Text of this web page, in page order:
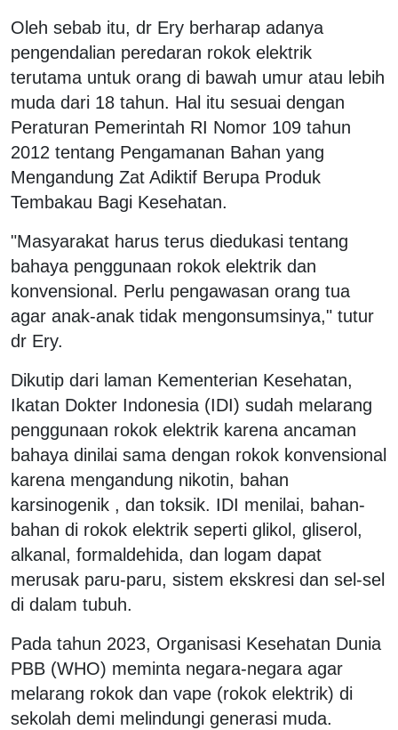
Oleh sebab itu, dr Ery berharap adanya
pengendalian peredaran rokok elektrik
terutama untuk orang di bawah umur atau lebih
muda dari 18 tahun. Hal itu sesuai dengan
Peraturan Pemerintah RI Nomor 109 tahun
2012 tentang Pengamanan Bahan yang
Mengandung Zat Adiktif Berupa Produk
Tembakau Bagi Kesehatan.
"Masyarakat harus terus diedukasi tentang
bahaya penggunaan rokok elektrik dan
konvensional. Perlu pengawasan orang tua
agar anak-anak tidak mengonsumsinya," tutur
dr Ery.
Dikutip dari laman Kementerian Kesehatan,
Ikatan Dokter Indonesia (IDI) sudah melarang
penggunaan rokok elektrik karena ancaman
bahaya dinilai sama dengan rokok konvensional
karena mengandung nikotin, bahan
karsinogenik , dan toksik. IDI menilai, bahan-
bahan di rokok elektrik seperti glikol, gliserol,
alkanal, formaldehida, dan logam dapat
merusak paru-paru, sistem ekskresi dan sel-sel
di dalam tubuh.
Pada tahun 2023, Organisasi Kesehatan Dunia
PBB (WHO) meminta negara-negara agar
melarang rokok dan vape (rokok elektrik) di
sekolah demi melindungi generasi muda.